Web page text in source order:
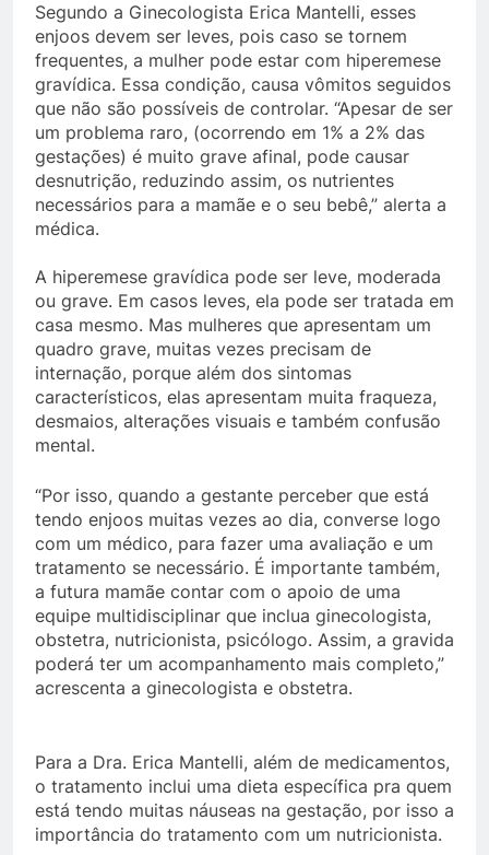
Segundo a Ginecologista Erica Mantelli, esses
enjoos devem ser leves, pois caso se tornem
frequentes, a mulher pode estar com hiperemese
gravídica. Essa condição, causa vômitos seguidos
que não são possíveis de controlar. “Apesar de ser
um problema raro, (ocorrendo em 1% a 2% das
gestações) é muito grave afinal, pode causar
desnutrição, reduzindo assim, os nutrientes
necessários para a mamãe e o seu bebê,” alerta a
médica.
A hiperemese gravídica pode ser leve, moderada
ou grave. Em casos leves, ela pode ser tratada em
casa mesmo. Mas mulheres que apresentam um
quadro grave, muitas vezes precisam de
internação, porque além dos sintomas
característicos, elas apresentam muita fraqueza,
desmaios, alterações visuais e também confusão
mental.
“Por isso, quando a gestante perceber que está
tendo enjoos muitas vezes ao dia, converse logo
com um médico, para fazer uma avaliação e um
tratamento se necessário. É importante também,
a futura mamãe contar com o apoio de uma
equipe multidisciplinar que inclua ginecologista,
obstetra, nutricionista, psicólogo. Assim, a gravida
poderá ter um acompanhamento mais completo,”
acrescenta a ginecologista e obstetra.
Para a Dra. Erica Mantelli, além de medicamentos,
o tratamento inclui uma dieta específica pra quem
está tendo muitas náuseas na gestação, por isso a
importância do tratamento com um nutricionista.